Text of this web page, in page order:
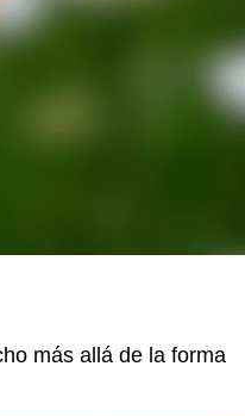
más allá de la forma